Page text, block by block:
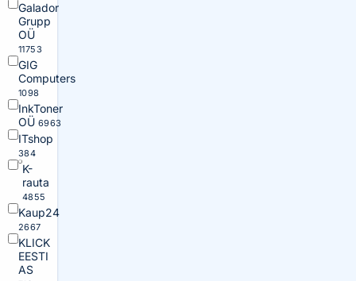
Galador
Grupp
OÜ
11753
GIG
Computers
1098
InkToner
OÜ 6963
ITshop
384
K-
rauta
4855
Kaup24
2667
KLICK
EESTI
AS